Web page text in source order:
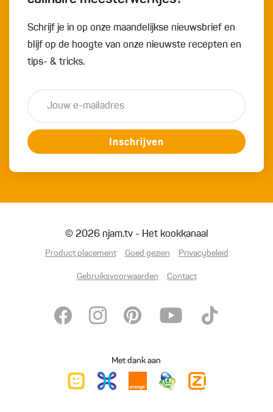
Schrijf je in op onze maandelijkse nieuwsbrief en
blijf op de hoogte van onze nieuwste recepten en
tips- & tricks.
Inschrijven
© 2026 njam.tv - Het kookkanaal
Product placement Goed gezien Privacybeleid
Gebruiksvoorwaarden Contact
Met dank aan